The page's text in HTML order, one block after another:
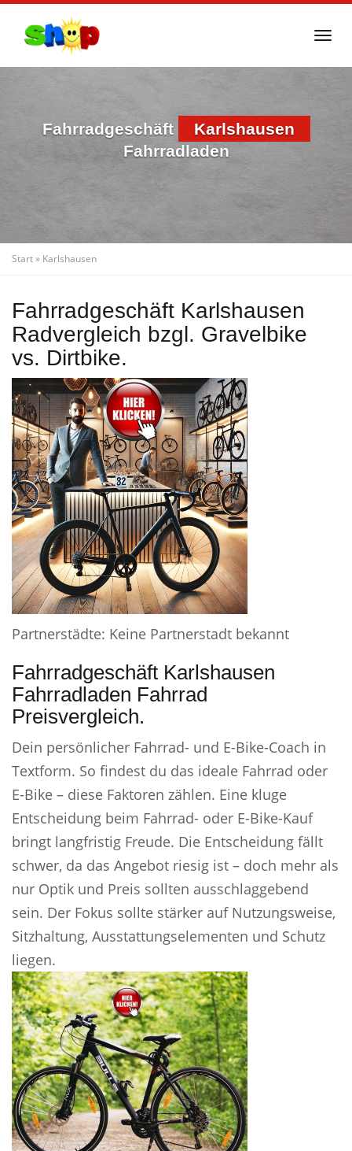
Fahrradgeschäft
Karlshausen
Fahrradladen
Start» Karlshausen
Fahrradgeschäft Karlshausen
Radvergleich bzgl. Gravelbike
vs. Dirtbike.
Partnerstädte: Keine Partnerstadt bekannt
Fahrradgeschäft Karlshausen
Fahrradladen Fahrrad
Preisvergleich.
Dein persönlicher Fahrrad- und E-Bike-Coach in
Textform. So findest du das ideale Fahrrad oder
E-Bike – diese Faktoren zählen. Eine kluge
Entscheidung beim Fahrrad- oder E-Bike-Kauf
bringt langfristig Freude. Die Entscheidung fällt
schwer, da das Angebot riesig ist – doch mehr als
nur Optik und Preis sollten ausschlaggebend
sein. Der Fokus sollte stärker auf Nutzungsweise,
Sitzhaltung, Ausstattungselementen und Schutz
liegen.